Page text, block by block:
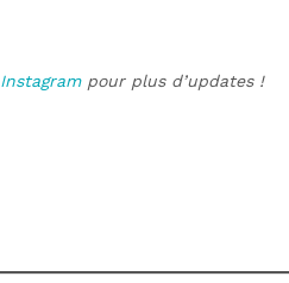
Instagrampour plus d’updates !